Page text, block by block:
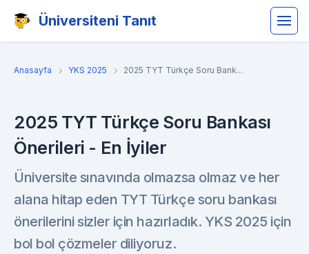
Üniversiteni Tanıt
Anasayfa YKS 2025 2025 TYT Türkçe Soru Bank...
2025 TYT Türkçe Soru Bankası
Önerileri - En İyiler
Üniversite sınavında olmazsa olmaz ve her
alana hitap eden TYT Türkçe soru bankası
önerilerini sizler için hazırladık. YKS 2025 için
bol bol çözmeler diliyoruz.